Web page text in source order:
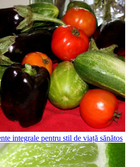
integrale pentru stil de viață sănătos